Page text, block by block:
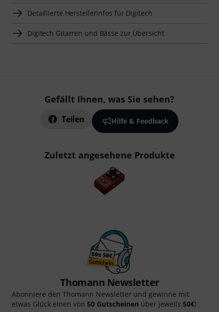
Detaillierte Herstellerinfos für Digitech
Digitech Gitarren und Bässe zur Übersicht
Gefällt Ihnen, was Sie sehen?
Teilen Hilfe & Feedback
Zuletzt angesehene Produkte
Thomann Newsletter
Abonniere den Thomann Newsletter und gewinne mit
etwas Glück einen von 50 Gutscheinen über jeweils 50€!